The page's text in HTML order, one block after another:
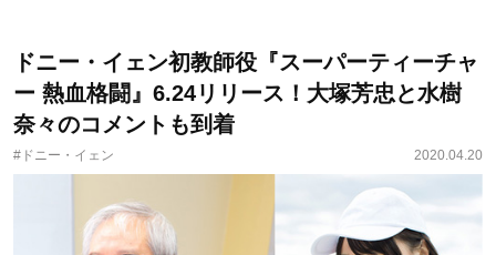
ドニー・イェン初教師役『スーパーティーチャ
ー 熱血格闘』6.24リリース！大塚芳忠と水樹
奈々のコメントも到着
#ドニー・イェン 2020.04.20